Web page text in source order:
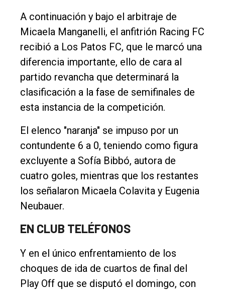
A continuación y bajo el arbitraje de
Micaela Manganelli, el anfitrión Racing FC
recibió a Los Patos FC, que le marcó una
diferencia importante, ello de cara al
partido revancha que determinará la
clasificación a la fase de semifinales de
esta instancia de la competición.
El elenco "naranja" se impuso por un
contundente 6 a 0, teniendo como figura
excluyente a Sofía Bibbó, autora de
cuatro goles, mientras que los restantes
los señalaron Micaela Colavita y Eugenia
Neubauer.
EN CLUB TELÉFONOS
Y en el único enfrentamiento de los
choques de ida de cuartos de final del
Play Off que se disputó el domingo, con